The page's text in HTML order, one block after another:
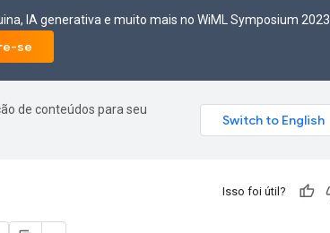
IA generativa e muito mais no WiML Symposium 2023
se
de conteúdos para seu
Isso foi útil?